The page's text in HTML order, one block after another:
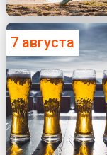
7 августа